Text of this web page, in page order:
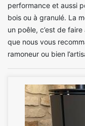
performance et aussi
bois ou à granulé. La
un poêle, c’est de
que nous vous
ramoneur ou bien